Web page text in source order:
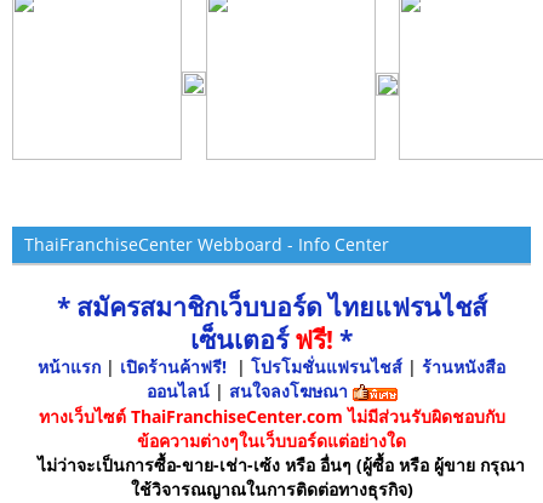
ThaiFranchiseCenter Webboard - Info Center
* สมัครสมาชิกเว็บบอร์ด ไทยแฟรนไชส์
เซ็นเตอร์ฟรี! *
หน้าแรก | เปิดร้านค้าฟรี! | โปรโมชั่นแฟรนไชส์ | ร้านหนังสือ
ออนไลน์ | สนใจลงโฆษณา
ทางเว็บไซต์ ThaiFranchiseCenter.com ไม่มีส่วนรับผิดชอบกับ
ข้อความต่างๆในเว็บบอร์ดแต่อย่างใด
ไม่ว่าจะเป็นการซื้อ-ขาย-เช่า-เซ้ง หรือ อื่นๆ (ผู้ซื้อ หรือ ผู้ขาย กรุณา
ใช้วิจารณญาณในการติดต่อทางธุรกิจ)